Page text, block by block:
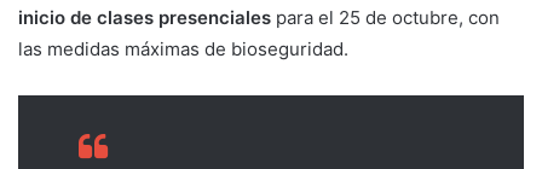
inicio de clases presenciales para el 25 de octubre, con
las medidas máximas de bioseguridad.